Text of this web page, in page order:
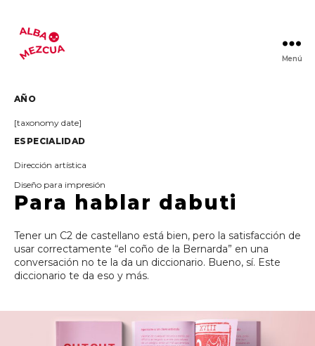
Menú
AÑO
[taxonomy date]
ESPECIALIDAD
Dirección artística
Diseño para impresión
Para hablar dabuti
Tener un C2 de castellano está bien, pero la satisfacción de
usar correctamente “el coño de la Bernarda” en una
conversación no te la da un diccionario. Bueno, sí. Este
diccionario te da eso y más.